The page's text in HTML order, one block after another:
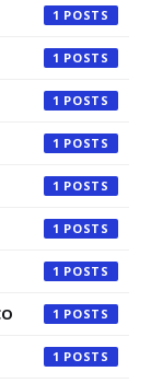
1
1
1
1
1
1
1
1
1